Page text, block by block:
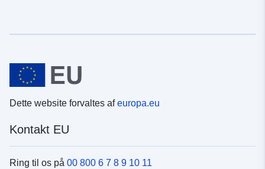
Dette website forvaltes afeuropa.eu
Kontakt EU
Ring til os på 00 800 6 7 8 9 10 11